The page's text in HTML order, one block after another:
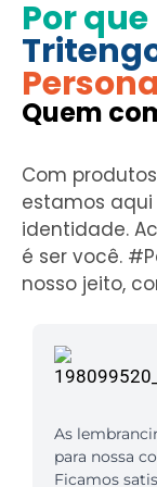
Por que
Quem
Com
estamos
identidade.
é ser você.
nosso jeito,
As
para nossa
Ficamos